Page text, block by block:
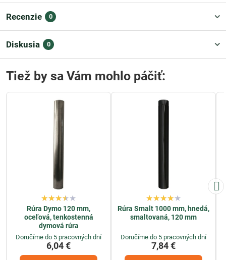
Recenzie 0
Diskusia 0
Tiež by sa Vám mohlo páčiť:
Rúra Dymo 120 mm,
oceľová, tenkostenná
dymová rúra
Doručíme do 5 pracovných dní
6,04 €
Rúra Smalt 1000 mm, hnedá,
smaltovaná, 120 mm
Doručíme do 5 pracovných dní
7,84 €